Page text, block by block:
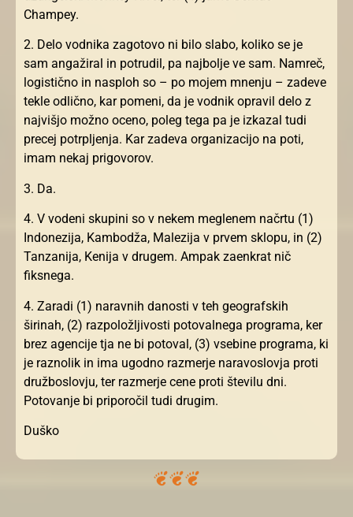
Champey.
2. Delo vodnika zagotovo ni bilo slabo, koliko se je
sam angažiral in potrudil, pa najbolje ve sam. Namreč,
logistično in nasploh so – po mojem mnenju – zadeve
tekle odlično, kar pomeni, da je vodnik opravil delo z
najvišjo možno oceno, poleg tega pa je izkazal tudi
precej potrpljenja. Kar zadeva organizacijo na poti,
imam nekaj prigovorov.
3. Da.
4. V vodeni skupini so v nekem meglenem načrtu (1)
Indonezija, Kambodža, Malezija v prvem sklopu, in (2)
Tanzanija, Kenija v drugem. Ampak zaenkrat nič
fiksnega.
4. Zaradi (1) naravnih danosti v teh geografskih
širinah, (2) razpoložljivosti potovalnega programa, ker
brez agencije tja ne bi potoval, (3) vsebine programa, ki
je raznolik in ima ugodno razmerje naravoslovja proti
družboslovju, ter razmerje cene proti številu dni.
Potovanje bi priporočil tudi drugim.
Duško